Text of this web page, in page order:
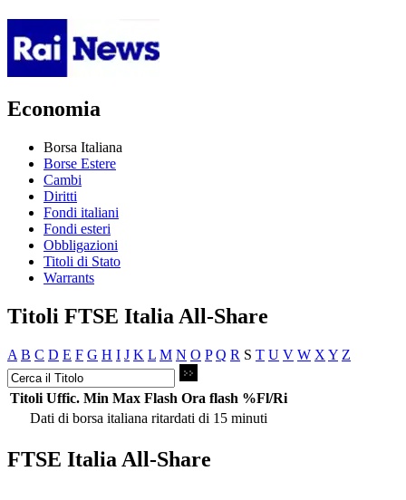
Economia
Borsa Italiana
Borse Estere
Cambi
Diritti
Fondi italiani
Fondi esteri
Obbligazioni
Titoli di Stato
Warrants
Titoli FTSE Italia All-Share
A B C D E F G H I J K L M N O P Q R S T U V W X Y Z
Titoli Uffic. Min Max Flash Ora flash %Fl/Ri
Dati di borsa italiana ritardati di 15 minuti
FTSE Italia All-Share